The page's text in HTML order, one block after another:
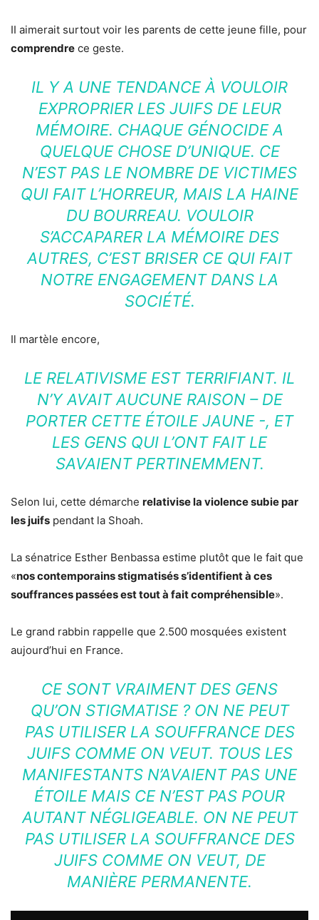
II aimerait surtout voir les parents de cette jeune fille, pour
comprendre ce geste.
IL Y A UNE TENDANCE À VOULOIR
EXPROPRIER LES JUIFS DE LEUR
MÉMOIRE. CHAQUE GÉNOCIDE A
QUELQUE CHOSE D’UNIQUE. CE
N’EST PAS LE NOMBRE DE VICTIMES
QUI FAIT L’HORREUR, MAIS LA HAINE
DU BOURREAU. VOULOIR
S’ACCAPARER LA MÉMOIRE DES
AUTRES, C’EST BRISER CE QUI FAIT
NOTRE ENGAGEMENT DANS LA
SOCIÉTÉ.
Il martèle encore,
LE RELATIVISME EST TERRIFIANT. IL
N’Y AVAIT AUCUNE RAISON – DE
PORTER CETTE ÉTOILE JAUNE -, ET
LES GENS QUI L’ONT FAIT LE
SAVAIENT PERTINEMMENT.
Selon lui, cette démarche relativise la violence subie par
les juifs pendant la Shoah.
La sénatrice Esther Benbassa estime plutôt que le fait que
«nos contemporains stigmatisés s’identifient à ces
souffrances passées est tout à fait compréhensible».
Le grand rabbin rappelle que 2.500 mosquées existent
aujourd’hui en France.
CE SONT VRAIMENT DES GENS
QU’ON STIGMATISE ? ON NE PEUT
PAS UTILISER LA SOUFFRANCE DES
JUIFS COMME ON VEUT. TOUS LES
MANIFESTANTS N’AVAIENT PAS UNE
ÉTOILE MAIS CE N’EST PAS POUR
AUTANT NÉGLIGEABLE. ON NE PEUT
PAS UTILISER LA SOUFFRANCE DES
JUIFS COMME ON VEUT, DE
MANIÈRE PERMANENTE.